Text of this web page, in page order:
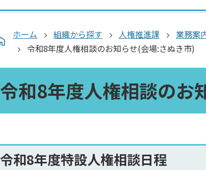
ホーム 組織から探す 人権推進課 業務案
令和8年度人権相談のお知らせ(会場:さぬき市)
令和8年度人権相談のお
令和8年度特設人権相談日程